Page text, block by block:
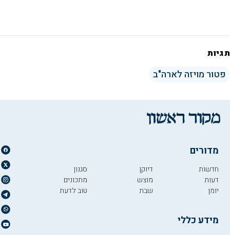
תגיות
פטור מויזה לארה"ב
מדורים
חדשות
דעות
יומן
דיוקן
מוצש
שבת
סגנון
מתכונים
טוב לדעת
מידע כללי